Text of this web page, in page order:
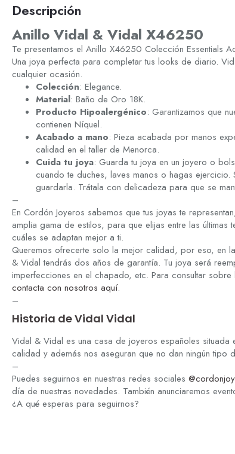
Descripción
Anillo Vidal & Vidal X46250
Te presentamos el Anillo X46250 Colección Essentials
Una joya perfecta para completar tus looks de diario.
cualquier ocasión.
Colección: Elegance.
Material: Baño de Oro 18K.
Producto Hipoalergénico: Garantizamos que
contienen Níquel.
Acabado a mano: Pieza acabada por manos
calidad en el taller de Menorca.
Cuida tu joya: Guarda tu joya en un joyero o
cuando te duches, laves manos o hagas
guardarla. Trátala con delicadeza para que se
–
En Cordón Joyeros sabemos que tus joyas te
amplia gama de estilos, para que elijas entre las
cuáles se adaptan mejor a ti.
Queremos ofrecerte solo la mejor calidad, por eso, en
& Vidal tendrás dos años de garantía. Tu joya será
imperfecciones en el chapado, etc. Para consultar
contacta con nosotros aquí.
–
Historia de Vidal Vidal
Vidal & Vidal es una casa de joyeros españoles situada
calidad y además nos aseguran que no dan ningún tipo
–
Puedes seguirnos en nuestras redes sociales
día de nuestras novedades. También anunciaremos
¿A qué esperas para seguirnos?